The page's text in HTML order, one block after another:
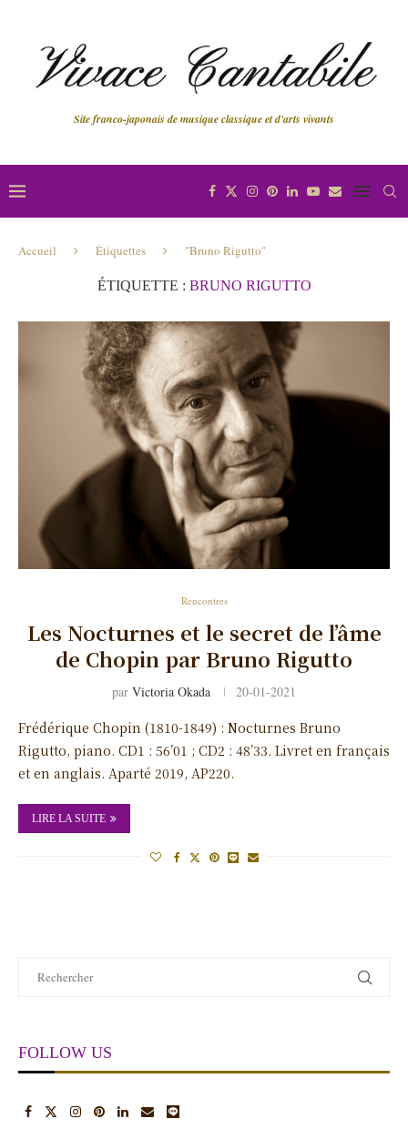
Site franco-japonais de musique classique et d'arts vivants
Accueil Étiquettes "Bruno Rigutto"
ÉTIQUETTE : BRUNO RIGUTTO
Rencontres
Les Nocturnes et le secret de l’âme
de Chopin par Bruno Rigutto
par Victoria Okada 20-01-2021
Frédérique Chopin (1810-1849) : Nocturnes Bruno
Rigutto, piano. CD1 : 56’01 ; CD2 : 48’33. Livret en français
et en anglais. Aparté 2019, AP220.
LIRE LA SUITE
FOLLOW US